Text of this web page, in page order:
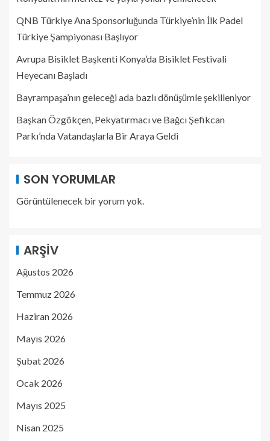
QNB Türkiye Ana Sponsorluğunda Türkiye’nin İlk Padel
Türkiye Şampiyonası Başlıyor
Avrupa Bisiklet Başkenti Konya’da Bisiklet Festivali
Heyecanı Başladı
Bayrampaşa’nın geleceği ada bazlı dönüşümle şekilleniyor
Başkan Özgökçen, Pekyatırmacı ve Bağcı Şefikcan
Parkı’nda Vatandaşlarla Bir Araya Geldi
SON YORUMLAR
Görüntülenecek bir yorum yok.
ARŞIV
Ağustos 2026
Temmuz 2026
Haziran 2026
Mayıs 2026
Şubat 2026
Ocak 2026
Mayıs 2025
Nisan 2025